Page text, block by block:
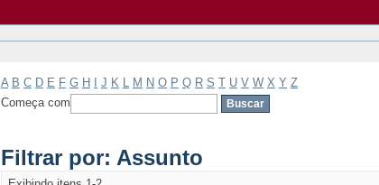
A B C D E F G H J K M N O P Q R S T U V W X Y Z
Começa com
Filtrar por: Assunto